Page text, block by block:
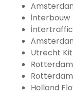
İnterbouw
Utrecht
Rotterdam
Rotterdam
Holland